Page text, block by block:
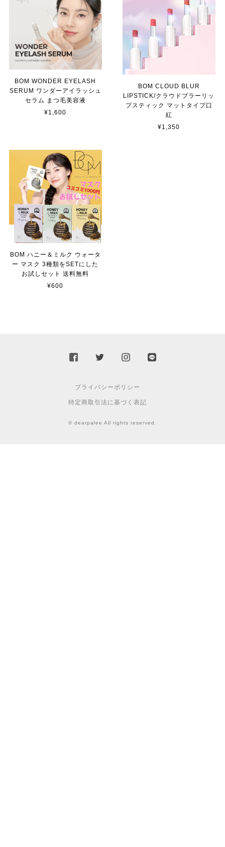
BOM WONDER EYELASH
SERUM ワンダーアイラッシュ
セラム まつ毛美容液
¥1,600
BOM CLOUD BLUR
LIPSTICK/クラウドブラーリッ
プスティック マットタイプ口
紅
¥1,350
BOM ハニー＆ミルク ウォータ
ー マスク 3種類をSETにした
お試しセット 送料無料
¥600
プライバシーポリシー
特定商取引法に基づく表記
© dearpalee All rights reserved.